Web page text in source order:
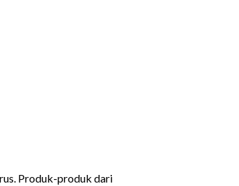
Produk-produk dari